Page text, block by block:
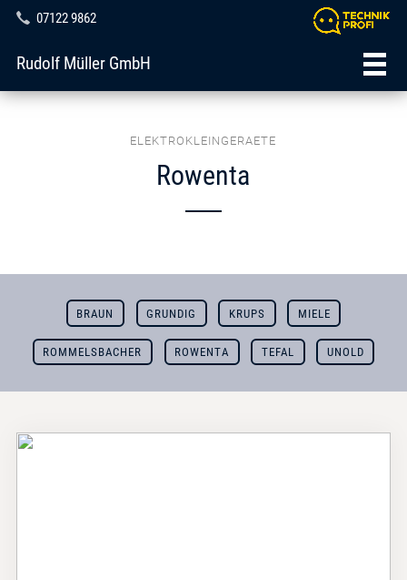
07122 9862
Rudolf Müller GmbH
ELEKTROKLEINGERAETE
Rowenta
BRAUN GRUNDIG KRUPS MIELE
ROMMELSBACHER ROWENTA TEFAL UNOLD